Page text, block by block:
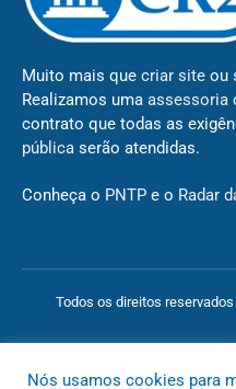
Muito mais que criar site ou
Realizamos uma assessoria
contrato que todas as
pública serão atendidas.
Conheça o PNTP e o Radar
Todos os direitos
Nós usamos cookies para